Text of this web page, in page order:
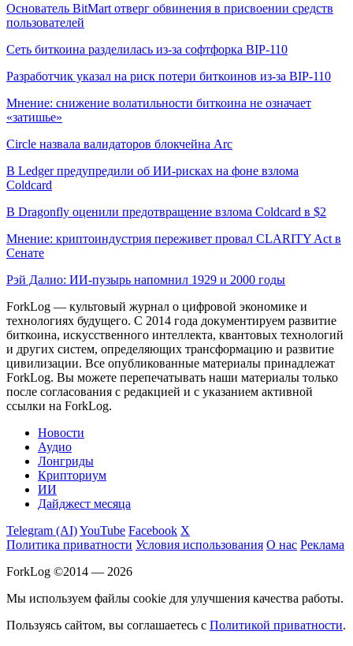
Основатель BitMart отверг обвинения в присвоении средств
пользователей
Сеть биткоина разделилась из-за софтфорка BIP-110
Разработчик указал на риск потери биткоинов из-за BIP-110
Мнение: снижение волатильности биткоина не означает
«затишье»
Circle назвала валидаторов блокчейна Arc
В Ledger предупредили об ИИ-рисках на фоне взлома
Coldcard
В Dragonfly оценили предотвращение взлома Coldcard в $2
Мнение: криптоиндустрия переживет провал CLARITY Act в
Сенате
Рэй Далио: ИИ-пузырь напомнил 1929 и 2000 годы
ForkLog — культовый журнал о цифровой экономике и
технологиях будущего. С 2014 года документируем развитие
биткоина, искусственного интеллекта, квантовых технологий
и других систем, определяющих трансформацию и развитие
цивилизации. Все опубликованные материалы принадлежат
ForkLog. Вы можете перепечатывать наши материалы только
после согласования с редакцией и с указанием активной
ссылки на ForkLog.
Новости
Аудио
Лонгриды
Крипториум
ИИ
Дайджест месяца
Telegram (AI)YouTube Facebook X
Политика приватности Условия использования О нас Реклама
ForkLog ©2014 — 2026
Мы используем файлы cookie для улучшения качества работы.
Пользуясь сайтом, вы соглашаетесь с Политикой приватности.